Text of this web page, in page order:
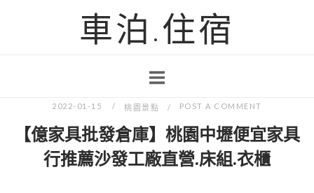
車泊.住宿
2022-01-15 桃園景點 POST A COMMENT
【億家具批發倉庫】桃園中壢便宜家具
行推薦沙發工廠直營.床組.衣櫃